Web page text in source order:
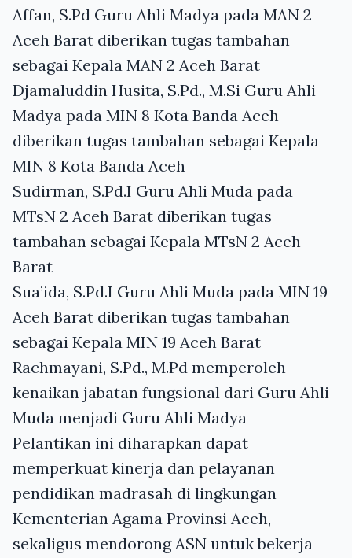
Affan, S.Pd Guru Ahli Madya pada MAN 2
Aceh Barat diberikan tugas tambahan
sebagai Kepala MAN 2 Aceh Barat
Djamaluddin Husita, S.Pd., M.Si Guru Ahli
Madya pada MIN 8 Kota Banda Aceh
diberikan tugas tambahan sebagai Kepala
MIN 8 Kota Banda Aceh
Sudirman, S.Pd.I Guru Ahli Muda pada
MTsN 2 Aceh Barat diberikan tugas
tambahan sebagai Kepala MTsN 2 Aceh
Barat
Sua’ida, S.Pd.I Guru Ahli Muda pada MIN 19
Aceh Barat diberikan tugas tambahan
sebagai Kepala MIN 19 Aceh Barat
Rachmayani, S.Pd., M.Pd memperoleh
kenaikan jabatan fungsional dari Guru Ahli
Muda menjadi Guru Ahli Madya
Pelantikan ini diharapkan dapat
memperkuat kinerja dan pelayanan
pendidikan madrasah di lingkungan
Kementerian Agama Provinsi Aceh,
sekaligus mendorong ASN untuk bekerja